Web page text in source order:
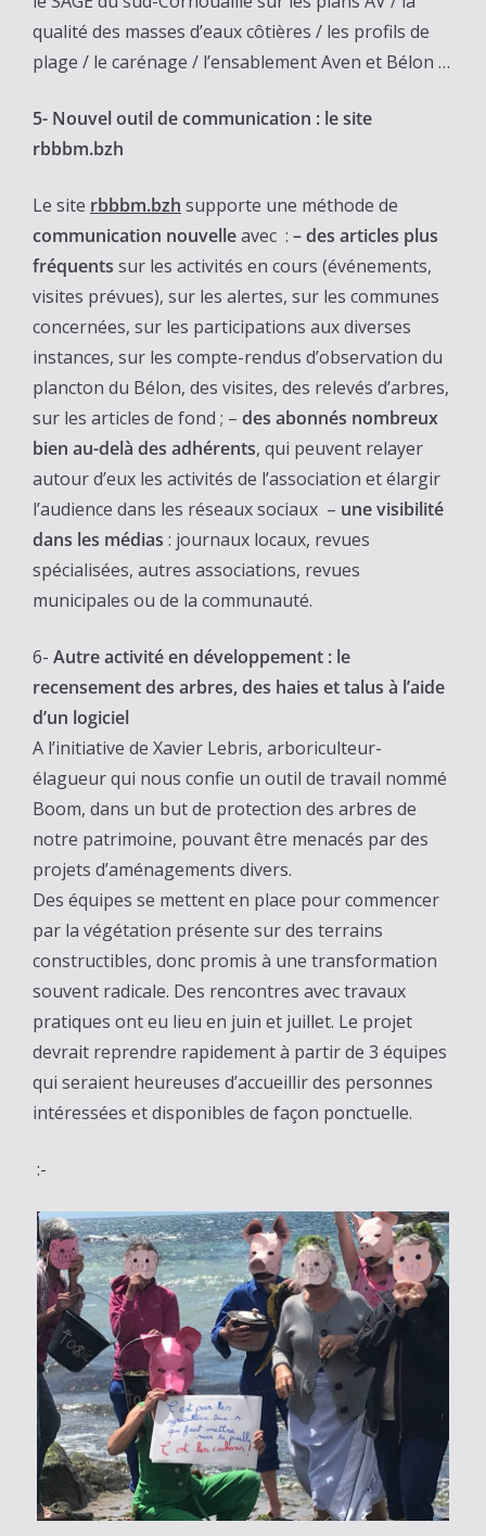
qualité des masses d’eaux côtières / les profils de
plage / le carénage / l’ensablement Aven et Bélon …
5- Nouvel outil de communication : le site
rbbbm.bzh
Le site rbbbm.bzh supporte une méthode de
communication nouvelleavec : – des articles plus
fréquents sur les activités en cours (événements,
visites prévues), sur les alertes, sur les communes
concernées, sur les participations aux diverses
instances, sur les compte-rendus d’observation du
plancton du Bélon, des visites, des relevés d’arbres,
sur les articles de fond ; – des abonnés nombreux
bien au-delà des adhérents, qui peuvent relayer
autour d’eux les activités de l’association et élargir
l’audience dans les réseaux sociaux – une visibilité
dans les médias : journaux locaux, revues
spécialisées, autres associations, revues
municipales ou de la communauté.
6- Autre activité en développement : le
recensement des arbres, des haies et talus à l’aide
d’un logiciel
A l’initiative de Xavier Lebris, arboriculteur-
élagueur qui nous confie un outil de travail nommé
Boom, dans un but de protection des arbres de
notre patrimoine, pouvant être menacés par des
projets d’aménagements divers.
Des équipes se mettent en place pour commencer
par la végétation présente sur des terrains
constructibles, donc promis à une transformation
souvent radicale. Des rencontres avec travaux
pratiques ont eu lieu en juin et juillet. Le projet
devrait reprendre rapidement à partir de 3 équipes
qui seraient heureuses d’accueillir des personnes
intéressées et disponibles de façon ponctuelle.
:-